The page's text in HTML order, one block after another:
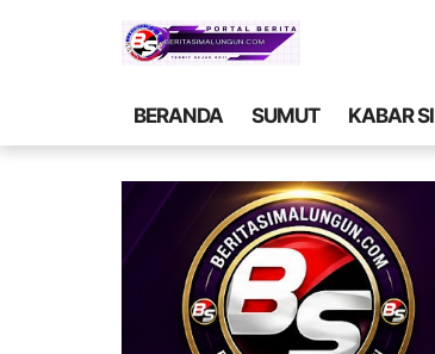
BERANDA SUMUT KABAR